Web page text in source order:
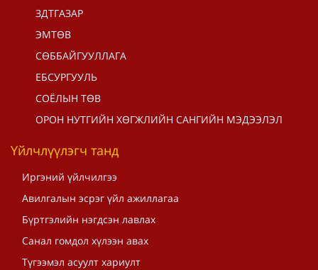
ЗДТГАЗАР
ЭМТӨВ
СӨББАЙГУУЛЛАГА
ЕБСУРГУУЛЬ
СОЁЛЫН ТӨВ
ОРОН НУТГИЙН ХӨГЖЛИЙН САНГИЙН МЭДЭЭЛЭЛ
Үйлчлүүлэгч танд
Иргэний үйлчилгээ
Авилгалын эсрэг үйл ажиллагаа
Бүртгэлийн нэгдсэн лавлах
Санал гомдол хүлээн авах
Түгээмэл асуулт хариулт